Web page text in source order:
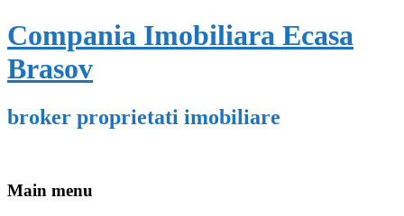
Compania Imobiliara Ecasa
Brasov
broker proprietati imobiliare
Main menu